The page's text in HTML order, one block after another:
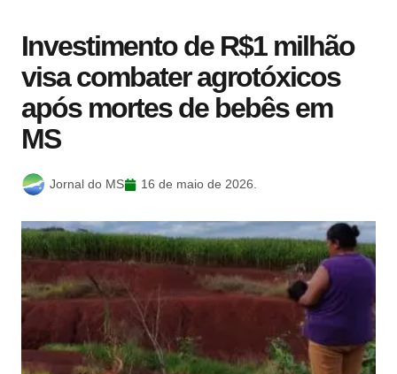
Investimento de R$1 milhão
visa combater agrotóxicos
após mortes de bebês em
MS
Jornal do MS 16 de maio de 2026.